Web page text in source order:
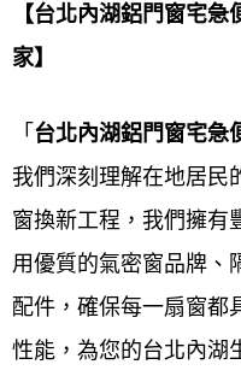
的環境，提升生活品質
高之評價，更受到客戶
家！40年的堅持 │鋁門
夢想家
鋁門窗工程宅急便擁有
從規劃丈量、設計到施
信，來服務所有客戶，
討論溝通，從鋁門窗款
【台北內湖鋁門窗宅
家】
「 台北內湖鋁門 窗宅急
我們深刻理解在地居民
窗換新工程，我們擁有
用優質的氣密窗品牌、
配件，確保每一扇窗都
性能，為您的台北內湖